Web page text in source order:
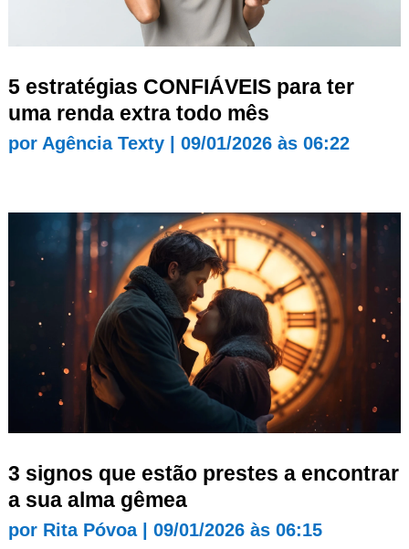
5 estratégias CONFIÁVEIS para ter
uma renda extra todo mês
por Agência Texty| 09/01/2026 às 06:22
3 signos que estão prestes a encontrar
a sua alma gêmea
por Rita Póvoa| 09/01/2026 às 06:15